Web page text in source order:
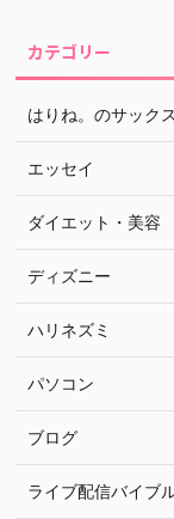
カテゴリー
はりね。のサック
エッセイ
ダイエット・美容
ディズニー
ハリネズミ
パソコン
ブログ
ライブ配信バイブ